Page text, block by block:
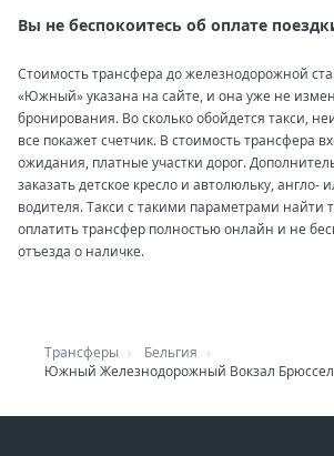
Вы не беспокоитесь об оплате
Стоимость трансфера до железнодорожной
«Южный» указана на сайте, и она уже не
бронирования. Во сколько обойдется такси,
все покажет счетчик. В стоимость трансфера
ожидания, платные участки дорог.
заказать детское кресло и автолюльку, англо-
водителя. Такси с такими параметрами найти
оплатить трансфер полностью онлайн и не
отъезда о наличке.
Трансферы
Бельгия
Южный Железнодорожный Вокзал